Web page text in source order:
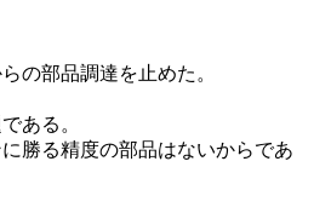
の部品調達を止めた。
ある。
勝る精度の部品はないからであ